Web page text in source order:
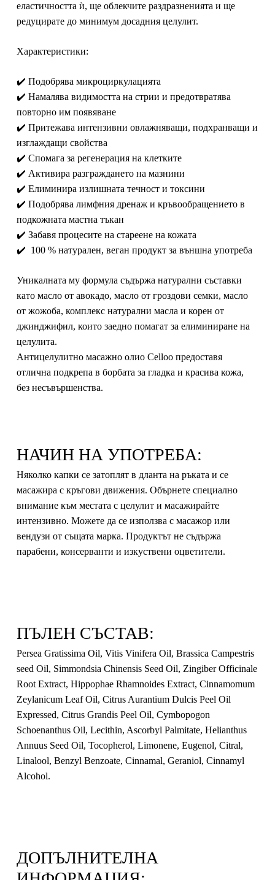
еластичността ѝ, ще облекчите раздразненията и ще
редуцирате до минимум досадния целулит.
Характеристики:
✔️ Подобрява микроциркулацията
✔️ Намалява видимостта на стрии и предотвратява
повторно им появяване
✔️ Притежава интензивни овлажняващи, подхранващи и
изглаждащи свойства
✔️ Спомага за регенерация на клетките
✔️ Активира разграждането на мазнини
✔️ Елиминира излишната течност и токсини
✔️ Подобрява лимфния дренаж и кръвообращението в
подкожната мастна тъкан
✔️ Забавя процесите на стареене на кожата
✔️ 100 % натурален, веган продукт за външна употреба
Уникалната му формула съдържа натурални съставки
като масло от авокадо, масло от гроздови семки, масло
от жожоба, комплекс натурални масла и корен от
джинджифил, които заедно помагат за елиминиране на
целулита.
Антицелулитно масажно олио Celloo предоставя
отлична подкрепа в борбата за гладка и красива кожа,
без несъвършенства.
НАЧИН НА УПОТРЕБА:
Няколко капки се затоплят в дланта на ръката и се
масажира с кръгови движения. Обърнете специално
внимание към местата с целулит и масажирайте
интензивно. Можете да се използва с масажор или
вендузи от същата марка. Продуктът не съдържа
парабени, консерванти и изкуствени оцветители.
ПЪЛЕН СЪСТАВ:
Persea Gratissima Oil, Vitis Vinifera Oil, Brassica Campestris
seed Oil, Simmondsia Chinensis Seed Oil, Zingiber Officinale
Root Extract, Hippophae Rhamnoides Extract, Cinnamomum
Zeylanicum Leaf Oil, Citrus Aurantium Dulcis Peel Oil
Expressed, Citrus Grandis Peel Oil, Cymbopogon
Schoenanthus Oil, Lecithin, Ascorbyl Palmitate, Helianthus
Annuus Seed Oil, Tocopherol, Limonene, Eugenol, Citral,
Linalool, Benzyl Benzoate, Cinnamal, Geraniol, Cinnamyl
Alcohol.
ДОПЪЛНИТЕЛНА